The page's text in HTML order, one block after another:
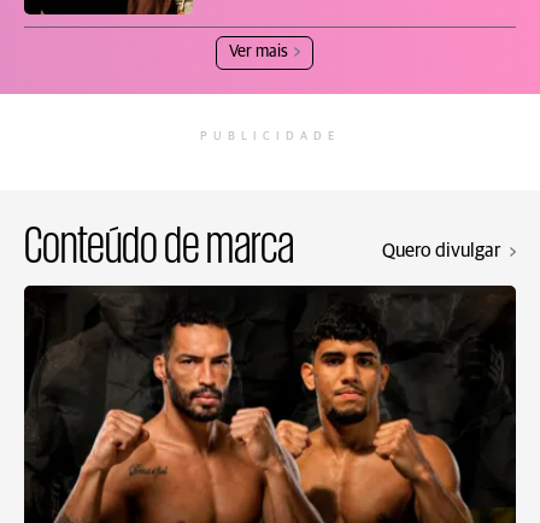
Ver mais
PUBLICIDADE
Conteúdo de marca Quero divulgar